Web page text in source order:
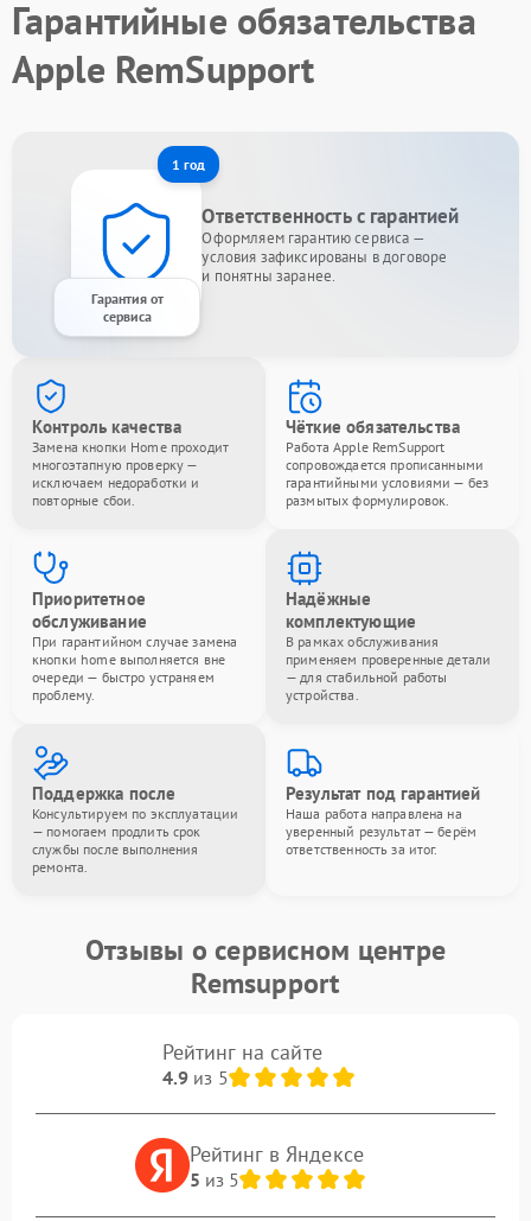
Гарантийные обязательства
Apple RemSupport
1 год
Гарантия от
сервиса
Ответственность с гарантией
Оформляем гарантию сервиса —
условия зафиксированы в договоре
и понятны заранее.
Контроль качества
Замена кнопки Home проходит
многоэтапную проверку —
исключаем недоработки и
повторные сбои.
Чёткие обязательства
Работа Apple RemSupport
сопровождается прописанными
гарантийными условиями — без
размытых формулировок.
Приоритетное
обслуживание
При гарантийном случае замена
кнопки home выполняется вне
очереди — быстро устраняем
проблему.
Надёжные
комплектующие
В рамках обслуживания
применяем проверенные детали
— для стабильной работы
устройства.
Поддержка после
Консультируем по эксплуатации
— помогаем продлить срок
службы после выполнения
ремонта.
Результат под гарантией
Наша работа направлена на
уверенный результат — берём
ответственность за итог.
Отзывы о сервисном центре
Remsupport
Рейтинг на сайте
4.9из 5
Рейтинг в Яндексе
5 из 5